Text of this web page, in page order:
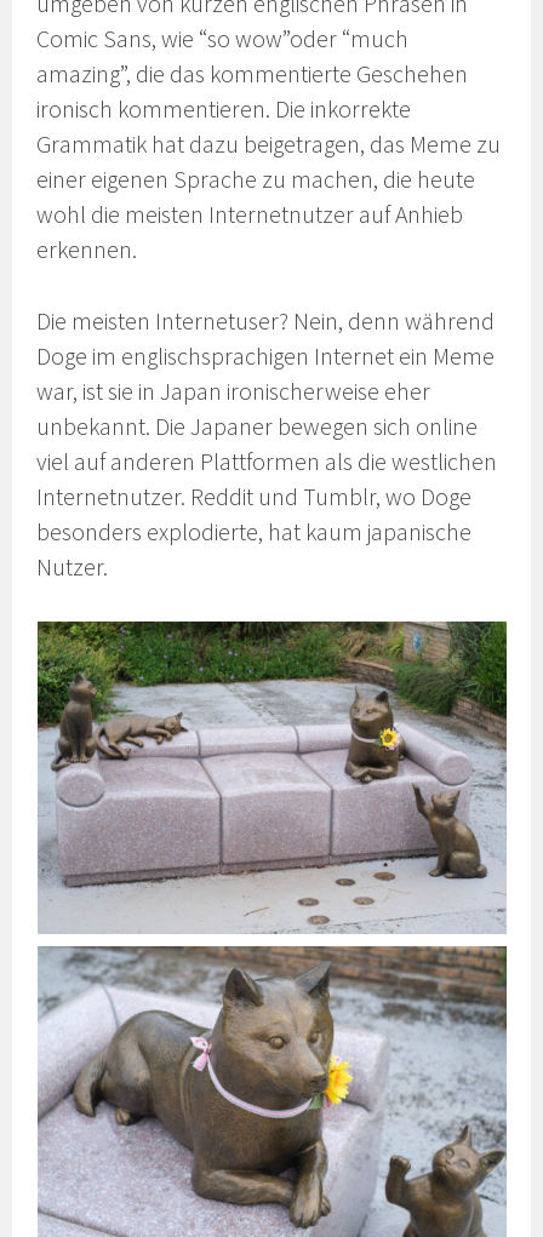
Comic Sans, wie “so wow”oder “much
amazing”, die das kommentierte Geschehen
ironisch kommentieren. Die inkorrekte
Grammatik hat dazu beigetragen, das Meme zu
einer eigenen Sprache zu machen, die heute
wohl die meisten Internetnutzer auf Anhieb
erkennen.
Die meisten Internetuser? Nein, denn während
Doge im englischsprachigen Internet ein Meme
war, ist sie in Japan ironischerweise eher
unbekannt. Die Japaner bewegen sich online
viel auf anderen Plattformen als die westlichen
Internetnutzer. Reddit und Tumblr, wo Doge
besonders explodierte, hat kaum japanische
Nutzer.